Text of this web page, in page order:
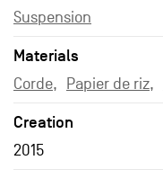
Suspension
Materials
Corde Papier de riz
Creation
2015